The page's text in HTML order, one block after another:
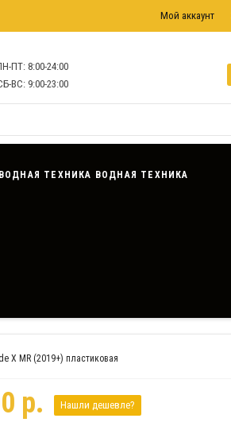
Мой аккаунт
ПТ: 8:00-24:00
ВС: 9:00-23:00
ВОДНАЯ ТЕХНИКА
X MR (2019+) пластиковая
р. Нашли дешевле?